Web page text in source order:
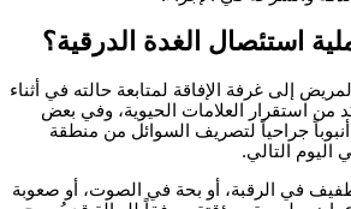
استئصال الغدة الدرقية؟
إلى غرفة الإفاقة لمتابعة حالته في أثناء
من استقرار العلامات الحيوية، وفي بعض
جراحياً لتصريف السوائل من منطقة
اليوم التالي.
في الرقبة، أو بحة في الصوت، أو صعوبة